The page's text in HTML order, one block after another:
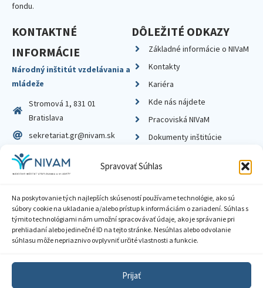
Spravovať Súhlas
Na poskytovanie tých najlepších skúseností používame technológie, ako sú
súbory cookie na ukladanie a/alebo prístup k informáciám o zariadení. Súhlas s
týmito technológiami nám umožní spracovávať údaje, ako je správanie pri
prehliadaní alebo jedinečné ID na tejto stránke. Nesúhlas alebo odvolanie
súhlasu môže nepriaznivo ovplyvniť určité vlastnosti a funkcie.
Prijať
fondu.
KONTAKTNÉ
INFORMÁCIE
Národný inštitút vzdelávania a
mládeže
Stromová 1, 831 01
Bratislava
sekretariat.gr@nivam.sk
IČO: 00164348
DIČ: 2020798714
DÔLEŽITÉ ODKAZY
Základné informácie o NIVaM
Kontakty
Kariéra
Kde nás nájdete
Pracoviská NIVaM
Dokumenty inštitúcie
Zásady ochrany súkromia
Sprístupnenie informácií